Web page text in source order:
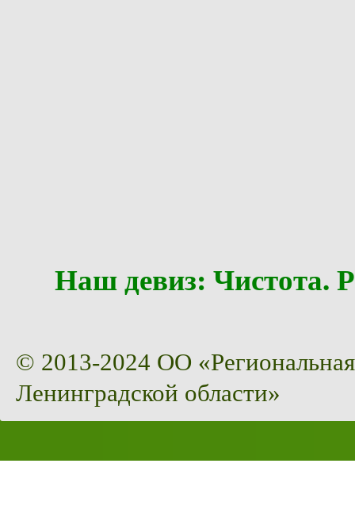
Наш девиз:
© 2013-2024 ОО
Ленинградской области»